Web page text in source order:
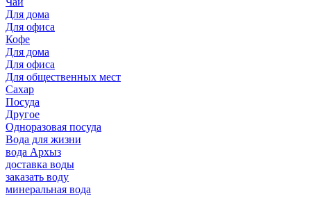
Для дома
Для офиса
Кофе
Для дома
Для офиса
Для общественных мест
Сахар
Посуда
Другое
Одноразовая посуда
Вода для жизни
вода Архыз
доставка воды
заказать воду
минеральная вода